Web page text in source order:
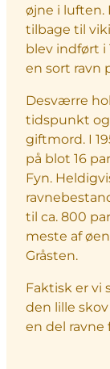
øjne i luften.
tilbage til
blev indført i
en sort ravn
Desværre
tidspunkt og
giftmord. I
på blot 16
Fyn.
til ca. 800
meste af
Gråsten.
Faktisk er vi
den lille
en del ravne